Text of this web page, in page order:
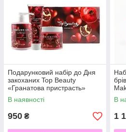
Подарунковий набір до Дня
закоханих Top Beauty
«Гранатова пристрасть»
В наявності
950 ₴
В
1